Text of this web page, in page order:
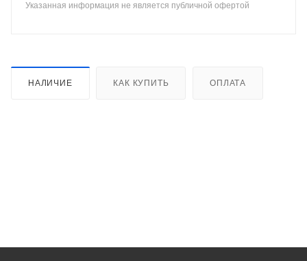
Указанная информация не является публичной офертой
НАЛИЧИЕ КАК КУПИТЬ ОПЛАТА